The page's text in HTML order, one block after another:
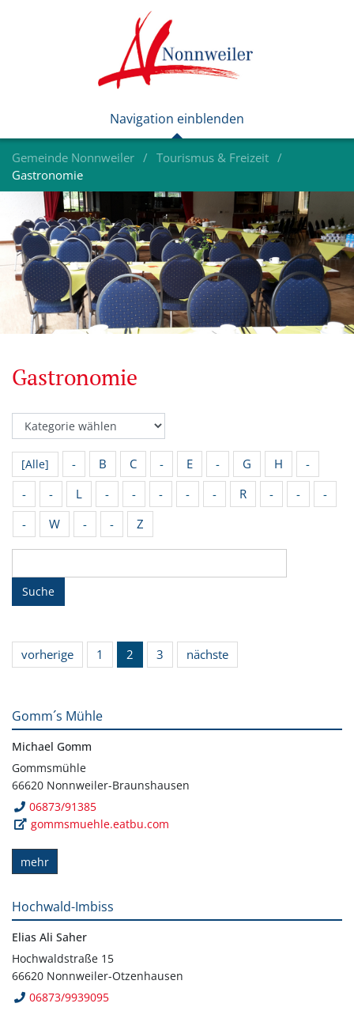
Gemeinde Nonnweiler
Tourismus & Freizeit
Gastronomie
Gastronomie
[Alle] - B C - E - G H
-
-
- L - - - - - R - -
-
-
W - - Z
Suche
vorherige 1 2 3 nächste
Gomm´s Mühle
Michael Gomm
Gommsmühle
66620 Nonnweiler-Braunshausen
06873/91385
gommsmuehle.eatbu.com
mehr
Hochwald-Imbiss
Elias Ali Saher
Hochwaldstraße 15
66620 Nonnweiler-Otzenhausen
06873/9939095